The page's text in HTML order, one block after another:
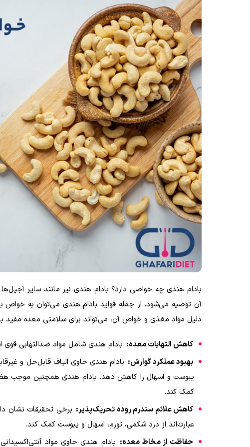
بادام هندی چه خواصی دارد؟ بادام هندی نیز مانند سایر
آن توصیه می‌شود. از جمله فواید بادام هندی می‌توان به خواص
دلیل مواد مغذی و خواص آن، می‌تواند برای سلامتی معده مفید
کاهش التهابات معده: بادام هندی شامل مواد ضدالتهابی
بهبود عملکرد گوارش: بادام هندی حاوی الیاف قابل‌حل و
یبوست و اسهال را کاهش دهد. بادام هندی همچنین موجب
کمک کند.
کاهش علائم سندرم روده تحریک‌پذیر: برخی تحقیقات نشان
عبارت‌اند از درد شکمی، تورم، اسهال و یبوست کمک کند.
حفاظت از مخاط معده: بادام هندی حاوی مواد